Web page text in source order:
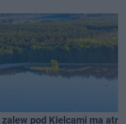
pod Kielcami ma